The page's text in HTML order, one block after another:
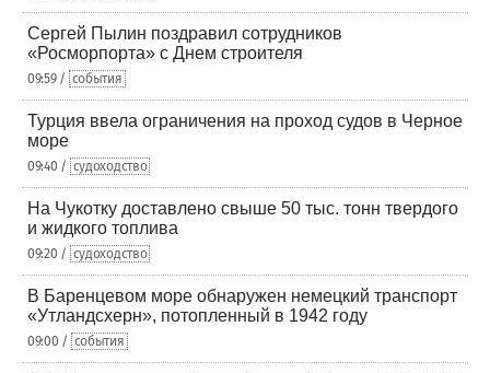
Сергей Пылин поздравил сотрудников
«Росморпорта» с Днем строителя
09:59 / события
Турция ввела ограничения на проход судов в Черное
море
09:40 / судоходство
На Чукотку доставлено свыше 50 тыс. тонн твердого
и жидкого топлива
09:20 / судоходство
В Баренцевом море обнаружен немецкий транспорт
«Утландсхерн», потопленный в 1942 году
09:00 / события